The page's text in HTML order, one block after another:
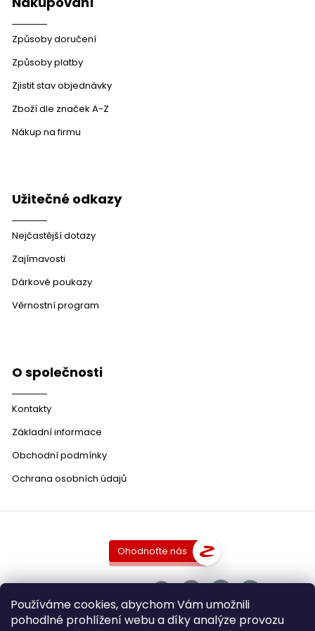
Používáme cookies, abychom Vám umožnili
pohodlné prohlížení webu a díky analýze provozu
Způsoby doručení
Způsoby platby
Zjistit stav objednávky
Zboží dle značek A-Z
Nákup na firmu
Užitečné odkazy
Nejčastější dotazy
Zajímavosti
Dárkové poukazy
Věrnostní program
O společnosti
Kontakty
Základní informace
Obchodní podmínky
Ochrana osobních údajů
Ohodnoťte nás